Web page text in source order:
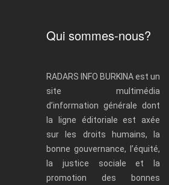
Qui sommes-nous?
RADARS INFO BURKINA est un
site multimédia
d’information générale dont
la ligne éditoriale est axée
sur les droits humains, la
bonne gouvernance, l’équité,
la justice sociale et la
promotion des bonnes